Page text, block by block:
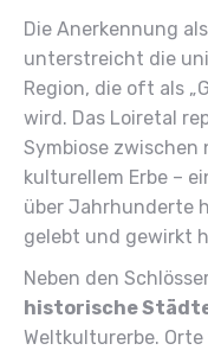
Die Anerkennung
unterstreicht die
Region, die oft als
wird. Das Loiretal
Symbiose
kulturellem Erbe –
über Jahrhunderte
gelebt und gewirkt
Neben den
historische
Weltkulturerbe.